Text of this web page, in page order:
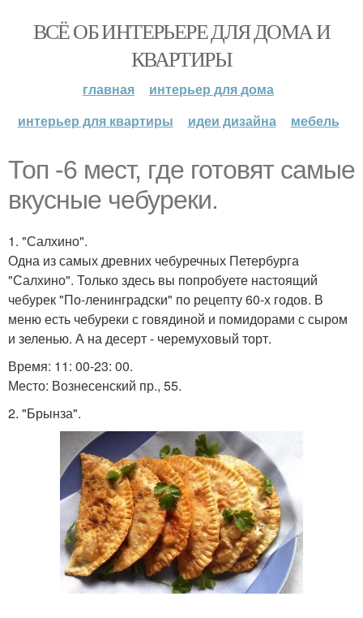
ВСЁ ОБ ИНТЕРЬЕРЕ ДЛЯ ДОМА И
КВАРТИРЫ
главная
интерьер для дома
интерьер для квартиры
идеи дизайна мебель
Топ -6 мест, где готовят самые
вкусные чебуреки.
1. "Салхино".
Одна из самых древних чебуречных Петербурга
"Салхино". Только здесь вы попробуете настоящий
чебурек "По-ленинградски" по рецепту 60-х годов. В
меню есть чебуреки с говядиной и помидорами с сыром
и зеленью. А на десерт - черемуховый торт.
Время: 11: 00-23: 00.
Место: Вознесенский пр., 55.
2. "Брынза".